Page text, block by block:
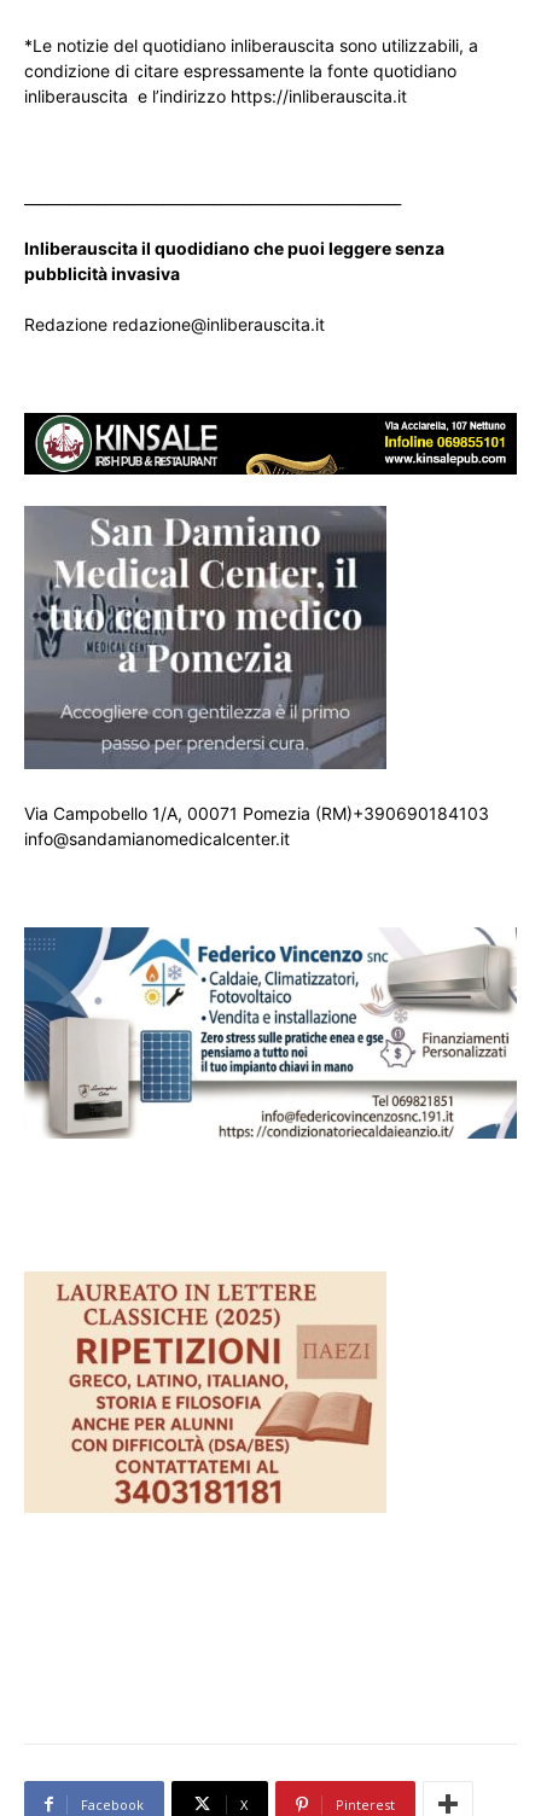
*Le notizie del quotidiano inliberauscita sono utilizzabili, a
condizione di citare espressamente la fonte quotidiano
inliberauscita e l’indirizzo https://inliberauscita.it
Inliberauscita il quodidiano che puoi leggere senza
pubblicità invasiva
Redazione redazione@inliberauscita.it
Via Campobello 1/A, 00071 Pomezia (RM)+390690184103
info@sandamianomedicalcenter.it
Facebook X Pinterest